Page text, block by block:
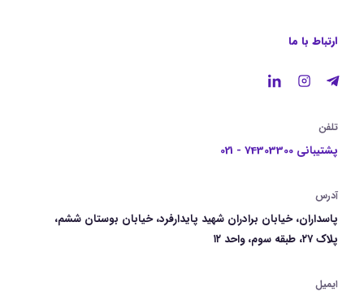
ارتباط با ما
تلفن
پشتیبانی 74303300 - 021
آدرس
پاسداران، خیابان برادران شهید پایدارفرد، خیابان بوستان ششم،
پلاک ۲۷، طبقه سوم، واحد ۱۲
ایمیل